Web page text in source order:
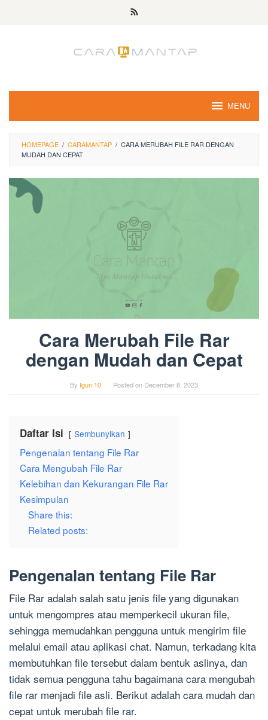
MENU
HOMEPAGE / CARAMANTAP / CARA MERUBAH FILE RAR DENGAN
MUDAH DAN CEPAT
Cara Merubah File Rar
dengan Mudah dan Cepat
By Igun 10 Posted on December 8, 2023
Daftar Isi Sembunyikan
Pengenalan tentang File Rar
Cara Mengubah File Rar
Kelebihan dan Kekurangan File Rar
Kesimpulan
Share this:
Related posts:
Pengenalan tentang File Rar
File Rar adalah salah satu jenis file yang digunakan
untuk mengompres atau memperkecil ukuran file,
sehingga memudahkan pengguna untuk mengirim file
melalui email atau aplikasi chat. Namun, terkadang kita
membutuhkan file tersebut dalam bentuk aslinya, dan
tidak semua pengguna tahu bagaimana cara mengubah
file rar menjadi file asli. Berikut adalah cara mudah dan
cepat untuk merubah file rar.